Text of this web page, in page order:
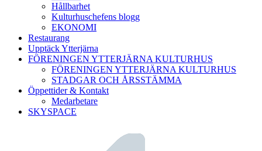
Hållbarhet
Kulturhuschefens blogg
EKONOMI
Restaurang
Upptäck Ytterjärna
FÖRENINGEN YTTERJÄRNA KULTURHUS
FÖRENINGEN YTTERJÄRNA KULTURHUS
STADGAR OCH ÅRSSTÄMMA
Öppettider & Kontakt
Medarbetare
SKYSPACE